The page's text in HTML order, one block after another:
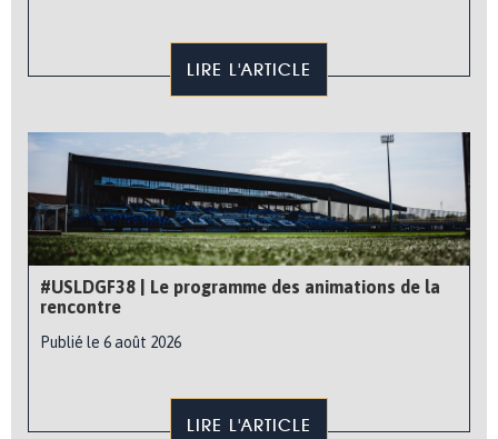
LIRE L'ARTICLE
#USLDGF38 | Le programme des animations de la
rencontre
Publié le 6 août 2026
LIRE L'ARTICLE